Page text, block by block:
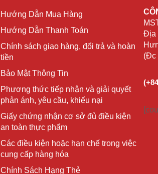
Hướng Dẫn Mua Hàng
Hướng Dẫn Thanh Toán
Chính sách giao hàng, đổi trả và hoàn
tiền
Bảo Mật Thông Tin
Phương thức tiếp nhận và giải quyết
phản ánh, yêu cầu, khiếu nại
Giấy chứng nhận cơ sở đủ điều kiện
an toàn thực phẩm
Các điều kiện hoặc hạn chế trong việc
cung cấp hàng hóa
Chính Sách Hạng Thẻ
Địa
(Đc